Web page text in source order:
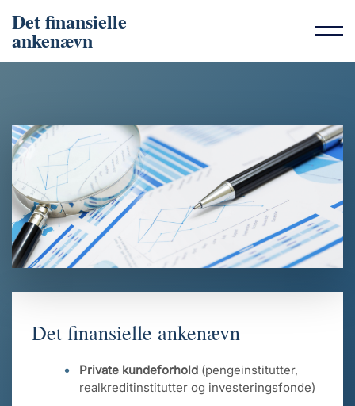
Det finansielle
ankenævn
Det finansielle ankenævn
Private kundeforhold (pengeinstitutter,
realkreditinstitutter og investeringsfonde)